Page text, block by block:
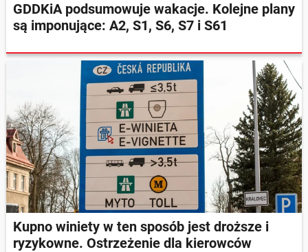
GDDKiA podsumowuje wakacje. Kolejne plany
są imponujące: A2, S1, S6, S7 i S61
Kupno winiety w ten sposób jest droższe i
ryzykowne. Ostrzeżenie dla kierowców